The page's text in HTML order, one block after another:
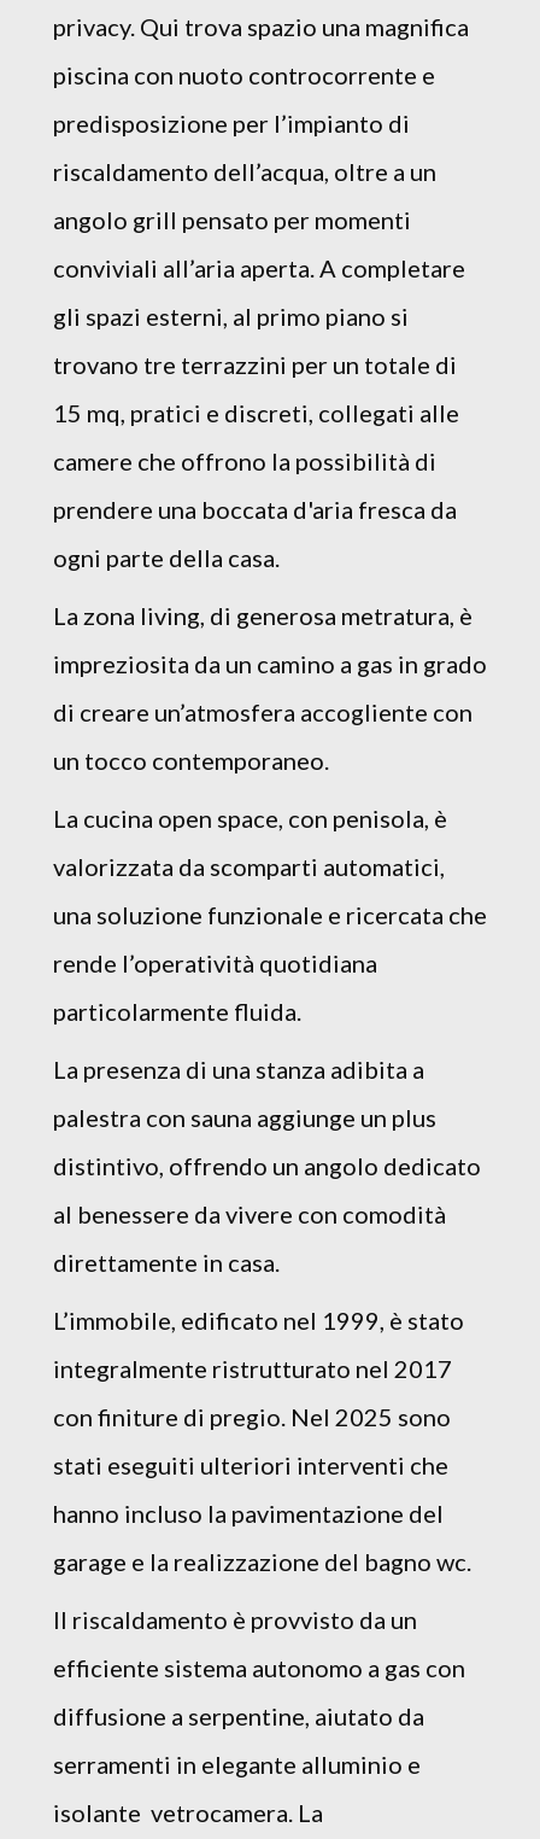
privacy. Qui trova spazio una magnifica
piscina con nuoto controcorrente e
predisposizione per l’impianto di
riscaldamento dell’acqua, oltre a un
angolo grill pensato per momenti
conviviali all’aria aperta. A completare
gli spazi esterni, al primo piano si
trovano tre terrazzini per un totale di
15 mq, pratici e discreti, collegati alle
camere che offrono la possibilità di
prendere una boccata d'aria fresca da
ogni parte della casa.
La zona living, di generosa metratura, è
impreziosita da un camino a gas in grado
di creare un’atmosfera accogliente con
un tocco contemporaneo.
La cucina open space, con penisola, è
valorizzata da scomparti automatici,
una soluzione funzionale e ricercata che
rende l’operatività quotidiana
particolarmente fluida.
La presenza di una stanza adibita a
palestra con sauna aggiunge un plus
distintivo, offrendo un angolo dedicato
al benessere da vivere con comodità
direttamente in casa.
L’immobile, edificato nel 1999, è stato
integralmente ristrutturato nel 2017
con finiture di pregio. Nel 2025 sono
stati eseguiti ulteriori interventi che
hanno incluso la pavimentazione del
garage e la realizzazione del bagno wc.
Il riscaldamento è provvisto da un
efficiente sistema autonomo a gas con
diffusione a serpentine, aiutato da
serramenti in elegante alluminio e
isolante vetrocamera. La